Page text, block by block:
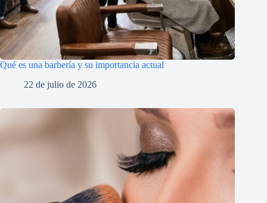
Qué es una barbería y su importancia actual
22 de julio de 2026